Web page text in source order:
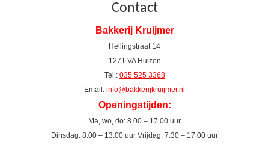
Contact
Bakkerij Kruijmer
Hellingstraat 14
1271 VA Huizen
Tel.: 035 525 3368
Email: info@bakkerijkruijmer.nl
Openingstijden:
Ma, wo, do: 8.00 – 17.00 uur
Dinsdag: 8.00 – 13.00 uur Vrijdag: 7.30 – 17.00 uur